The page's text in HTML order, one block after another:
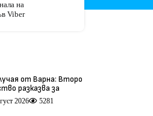
на
Viber
от Варна: Второ
разказва за
след бременност
лекар (видео)
2026 5281